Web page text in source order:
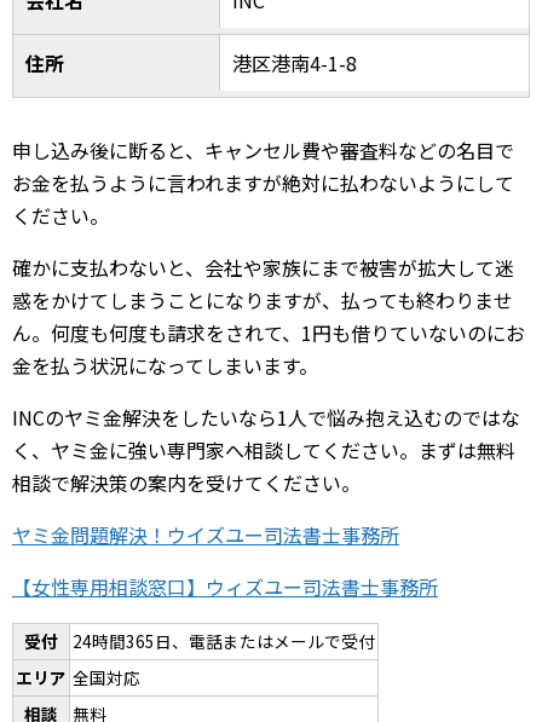
住所 港区港南4-1-8
申し込み後に断ると、キャンセル費や審査料などの名目で
お金を払うように言われますが絶対に払わないようにして
ください。
確かに支払わないと、会社や家族にまで被害が拡大して迷
惑をかけてしまうことになりますが、払っても終わりませ
ん。何度も何度も請求をされて、1円も借りていないのにお
金を払う状況になってしまいます。
INCのヤミ金解決をしたいなら1人で悩み抱え込むのではな
く、ヤミ金に強い専門家へ相談してください。まずは無料
相談で解決策の案内を受けてください。
ヤミ金問題解決！ウイズユー司法書士事務所
【女性専用相談窓口】ウィズユー司法書士事務所
受付
24時間365日、電話またはメールで受付
エリア 全国対応
相談
無料